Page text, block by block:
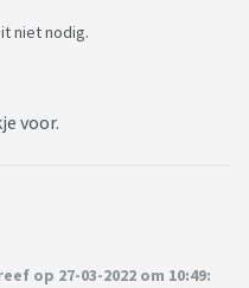
niet nodig.
voor.
op 27-03-2022 om 10:49: